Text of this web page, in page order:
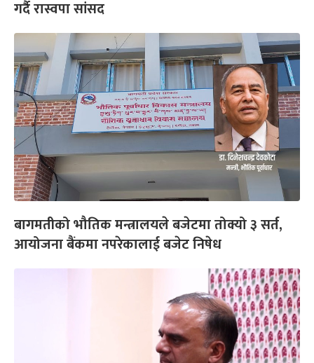
गर्दै रास्वपा सांसद
बागमतीको भौतिक मन्त्रालयले बजेटमा तोक्यो ३ सर्त,
आयोजना बैंकमा नपरेकालाई बजेट निषेध